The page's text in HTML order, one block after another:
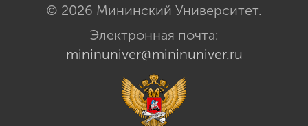
© 2026 Мининский Университет.
Электронная почта:
mininuniver@mininuniver.ru